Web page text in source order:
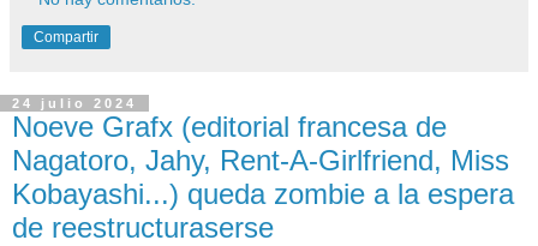
Compartir
24 julio 2024
Noeve Grafx (editorial francesa de
Nagatoro, Jahy, Rent-A-Girlfriend, Miss
Kobayashi...) queda zombie a la espera
de reestructuraserse